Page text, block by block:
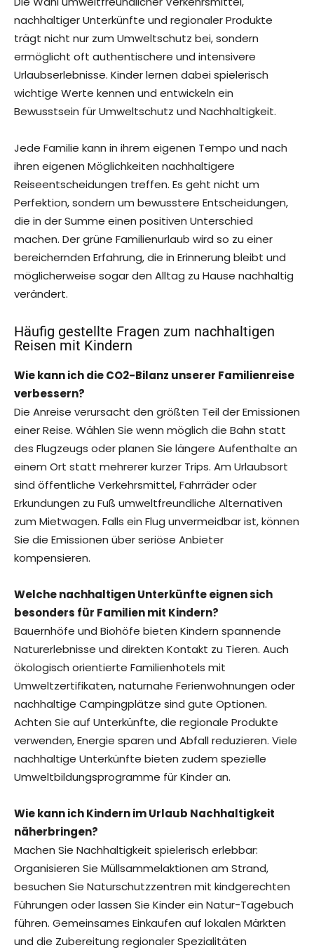
nachhaltiger Unterkünfte und regionaler Produkte
trägt nicht nur zum Umweltschutz bei, sondern
ermöglicht oft authentischere und intensivere
Urlaubserlebnisse. Kinder lernen dabei spielerisch
wichtige Werte kennen und entwickeln ein
Bewusstsein für Umweltschutz und Nachhaltigkeit.
Jede Familie kann in ihrem eigenen Tempo und nach
ihren eigenen Möglichkeiten nachhaltigere
Reiseentscheidungen treffen. Es geht nicht um
Perfektion, sondern um bewusstere Entscheidungen,
die in der Summe einen positiven Unterschied
machen. Der grüne Familienurlaub wird so zu einer
bereichernden Erfahrung, die in Erinnerung bleibt und
möglicherweise sogar den Alltag zu Hause nachhaltig
verändert.
Häufig gestellte Fragen zum nachhaltigen
Reisen mit Kindern
Wie kann ich die CO2-Bilanz unserer Familienreise
verbessern?
Die Anreise verursacht den größten Teil der Emissionen
einer Reise. Wählen Sie wenn möglich die Bahn statt
des Flugzeugs oder planen Sie längere Aufenthalte an
einem Ort statt mehrerer kurzer Trips. Am Urlaubsort
sind öffentliche Verkehrsmittel, Fahrräder oder
Erkundungen zu Fuß umweltfreundliche Alternativen
zum Mietwagen. Falls ein Flug unvermeidbar ist, können
Sie die Emissionen über seriöse Anbieter
kompensieren.
Welche nachhaltigen Unterkünfte eignen sich
besonders für Familien mit Kindern?
Bauernhöfe und Biohöfe bieten Kindern spannende
Naturerlebnisse und direkten Kontakt zu Tieren. Auch
ökologisch orientierte Familienhotels mit
Umweltzertifikaten, naturnahe Ferienwohnungen oder
nachhaltige Campingplätze sind gute Optionen.
Achten Sie auf Unterkünfte, die regionale Produkte
verwenden, Energie sparen und Abfall reduzieren. Viele
nachhaltige Unterkünfte bieten zudem spezielle
Umweltbildungsprogramme für Kinder an.
Wie kann ich Kindern im Urlaub Nachhaltigkeit
näherbringen?
Machen Sie Nachhaltigkeit spielerisch erlebbar:
Organisieren Sie Müllsammelaktionen am Strand,
besuchen Sie Naturschutzzentren mit kindgerechten
Führungen oder lassen Sie Kinder ein Natur-Tagebuch
führen. Gemeinsames Einkaufen auf lokalen Märkten
und die Zubereitung regionaler Spezialitäten